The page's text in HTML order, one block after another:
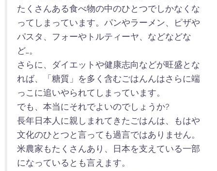
たくさんある食べ物の中のひとつでしかなくな
ってしまっています。パンやラーメン、ピザや
パスタ、フォーやトルティーヤ、などなどな
ど…。
さらに、ダイエットや健康志向などが旺盛とな
れば、「糖質」を多く含むごはんんはさらに端
っこに追いやられてしまっています。
でも、本当にそれでよいのでしょうか?
長年日本人に親しまれてきたごはんは、もはや
文化のひとつと言っても過言ではありません。
米農家もたくさんあり、日本を支えている一部
になっているとも言えます。